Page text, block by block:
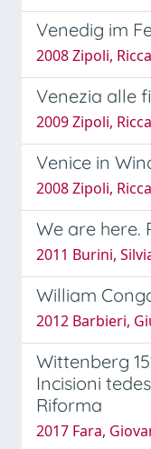
Venedig im
2008 Zipoli,
Venezia alle
2009 Zipoli,
Venice in
2008 Zipoli,
We are here.
2011 Burini,
William
2012 Barbieri,
Wittenberg
Incisioni
Riforma
2017 Fara,